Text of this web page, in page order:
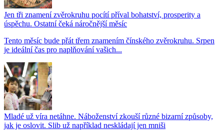
Jen tři znamení zvěrokruhu pocítí příval bohatství, prosperity a
úspěchu. Ostatní čeká náročnější měsíc
Tento měsíc bude přát třem znamením čínského zvěrokruhu. Srpen
je ideální čas pro naplňování vašich...
Mladé už víra netáhne. Náboženství zkouší různé bizarní způsoby,
jak je oslovit. Slib už například neskládají jen mniši